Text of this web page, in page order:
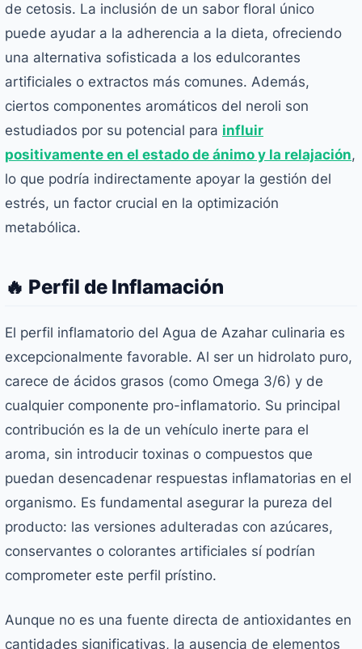
de cetosis. La inclusión de un sabor floral único
puede ayudar a la adherencia a la dieta, ofreciendo
una alternativa sofisticada a los edulcorantes
artificiales o extractos más comunes. Además,
ciertos componentes aromáticos del neroli son
estudiados por su potencial para influir
positivamente en el estado de ánimo y la relajación,
lo que podría indirectamente apoyar la gestión del
estrés, un factor crucial en la optimización
metabólica.
🔥 Perfil de Inflamación
El perfil inflamatorio del Agua de Azahar culinaria es
excepcionalmente favorable. Al ser un hidrolato puro,
carece de ácidos grasos (como Omega 3/6) y de
cualquier componente pro-inflamatorio. Su principal
contribución es la de un vehículo inerte para el
aroma, sin introducir toxinas o compuestos que
puedan desencadenar respuestas inflamatorias en el
organismo. Es fundamental asegurar la pureza del
producto: las versiones adulteradas con azúcares,
conservantes o colorantes artificiales sí podrían
comprometer este perfil prístino.
Aunque no es una fuente directa de antioxidantes en
cantidades significativas, la ausencia de elementos